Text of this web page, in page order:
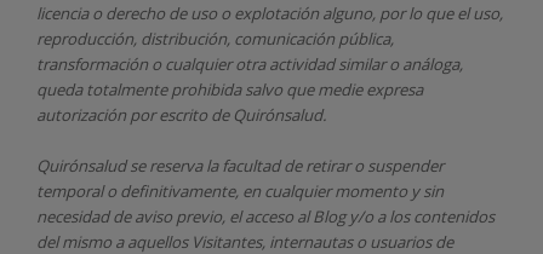
licencia o derecho de uso o explotación alguno, por lo que el uso,
reproducción, distribución, comunicación pública,
transformación o cualquier otra actividad similar o análoga,
queda totalmente prohibida salvo que medie expresa
autorización por escrito de Quirónsalud.
Quirónsaludse reserva la facultad de retirar o suspender
temporal o definitivamente, en cualquier momento y sin
necesidad de aviso previo, el acceso al Blog y/o a los contenidos
del mismo a aquellos Visitantes, internautas o usuarios de